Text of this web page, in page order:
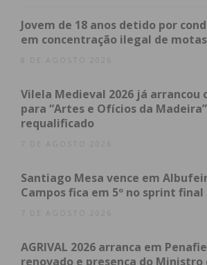
de Importância Estratégica (OIE),
Apoiados pelo Fundo Social
desempenham um papel central
promoção da aprendizagem ao
requalificação de adultos. São
menos 60% dos adultos participem
ações de formação.
O Centro Qualifica da AEP, ativo
vindo a desempenhar um papel
Jovem de 18 anos detido por
em concentração ilegal de motas
8 DE AGOSTO 2026
Vilela Medieval 2026 já arrancou
para “Artes e Ofícios da
requalificado
7 DE AGOSTO 2026
Santiago Mesa vence em
Campos fica em 5º no sprint final
7 DE AGOSTO 2026
AGRIVAL 2026 arranca em
renovado e presença do